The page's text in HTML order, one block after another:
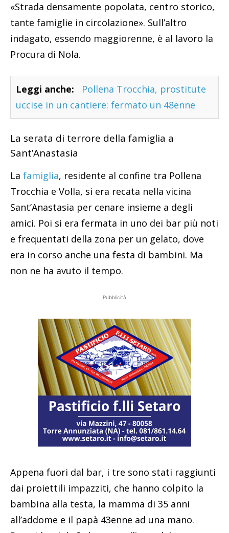
«Strada densamente popolata, centro storico,
tante famiglie in circolazione». Sull’altro
indagato, essendo maggiorenne, è al lavoro la
Procura di Nola.
Leggi anche:
Pollena Trocchia, prostitute
uccise in un cantiere: fermato un 48enne
La serata di terrore della famiglia a
Sant’Anastasia
La famiglia, residente al confine tra Pollena
Trocchia e Volla, si era recata nella vicina
Sant’Anastasia per cenare insieme a degli
amici. Poi si era fermata in uno dei bar più noti
e frequentati della zona per un gelato, dove
era in corso anche una festa di bambini. Ma
non ne ha avuto il tempo.
Pubblicità
Appena fuori dal bar, i tre sono stati raggiunti
dai proiettili impazziti, che hanno colpito la
bambina alla testa, la mamma di 35 anni
all’addome e il papà 43enne ad una mano.